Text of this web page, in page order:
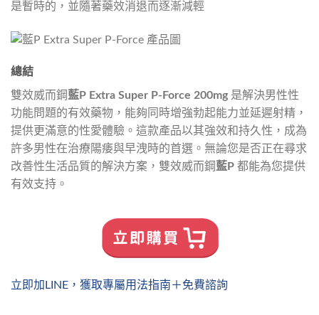
是暫時的，並隨著藥效消退而逐漸減輕​
總結
雙效威而鋼藍P Extra Super P-Force 200mg是解決男性性
功能問題的有效藥物，能夠同時增強勃起能力並延遲射精，
提供更滿意的性愛體驗。這款產品以其強效和持久性，成為
許多男性在治療陽痿與早洩時的首選。無論您是否正在尋求
改善性生活品質的解決方案，雙效威而鋼藍P 都能為您提供
有效支持。
立即加LINE，獲取專屬用法指南＋免費諮詢